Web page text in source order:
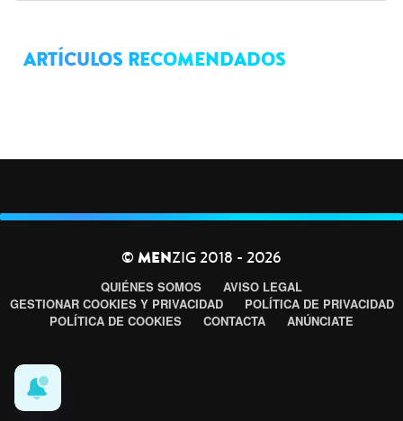
ARTÍCULOS RECOMENDADOS
© MENZIG 2018 - 2026
QUIÉNES SOMOS
AVISO LEGAL
GESTIONAR COOKIES Y PRIVACIDAD
POLÍTICA DE PRIVACIDAD
POLÍTICA DE COOKIES
CONTACTA ANÚNCIATE